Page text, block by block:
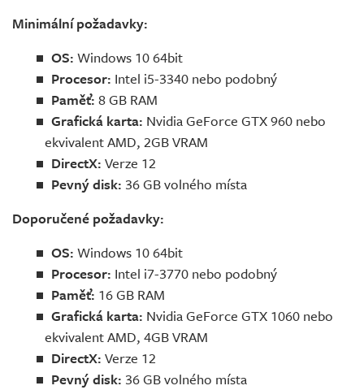
Minimální požadavky:
OS: Windows 10 64bit
Procesor: Intel i5-3340 nebo podobný
Paměť: 8 GB RAM
Grafická karta: Nvidia GeForce GTX 960 nebo
ekvivalent AMD, 2GB VRAM
DirectX: Verze 12
Pevný disk: 36 GB volného místa
Doporučené požadavky:
OS: Windows 10 64bit
Procesor: Intel i7-3770 nebo podobný
Paměť: 16 GB RAM
Grafická karta: Nvidia GeForce GTX 1060 nebo
ekvivalent AMD, 4GB VRAM
DirectX: Verze 12
Pevný disk: 36 GB volného místa